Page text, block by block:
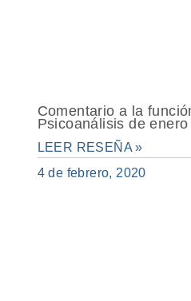
Comentario a la
Psicoanálisis de
LEER RESEÑA »
4 de febrero, 2020